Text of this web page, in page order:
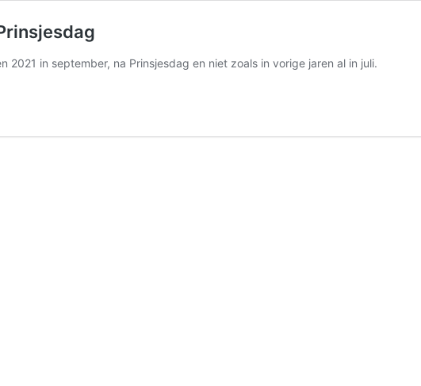
in september, na Prinsjesdag en niet zoals in vorige jaren al in juli.